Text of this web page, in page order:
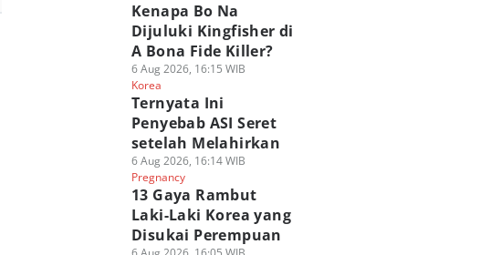
Kenapa Bo Na
Dijuluki Kingfisher di
A Bona Fide Killer?
6 Aug 2026, 16:15 WIB
Korea
Ternyata Ini
Penyebab ASI Seret
setelah Melahirkan
6 Aug 2026, 16:14 WIB
Pregnancy
13 Gaya Rambut
Laki-Laki Korea yang
Disukai Perempuan